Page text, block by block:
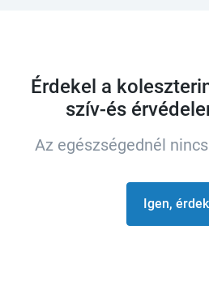
Érdekel a
szív-és
Az egészségednél
Igen,